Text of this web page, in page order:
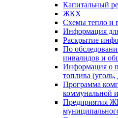
Капитальный
ЖКХ
Схемы тепло и
Информация
Раскрытие
По
инвалидов и
Информация о
топлива (уголь,
Программа
коммунальной
Предприятия